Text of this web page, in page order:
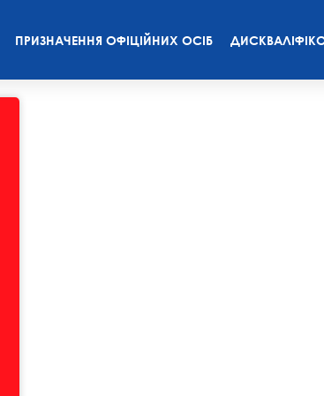
ПРИЗНАЧЕННЯ ОФІЦІЙНИХ ОСІБ